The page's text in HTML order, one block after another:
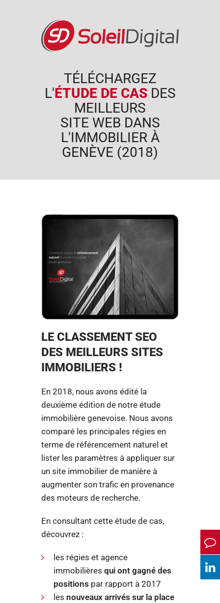
TÉLÉCHARGEZ
L'ÉTUDE DE CASDES
MEILLEURS
SITE WEB DANS
L'IMMOBILIER À
GENÈVE (2018)
LE CLASSEMENT SEO
DES MEILLEURS SITES
IMMOBILIERS !
En 2018, nous avons édité la
deuxième édition de notre étude
immobilière genevoise. Nous avons
comparé les principales régies en
terme de référencement naturel et
lister les paramètres à appliquer sur
un site immobilier de manière à
augmenter son trafic en provenance
des moteurs de recherche.
En consultant cette étude de cas,
découvrez :
les régies et agence
immobilières qui ont gagné des
positions par rapport à 2017
les nouveaux arrivés sur la place